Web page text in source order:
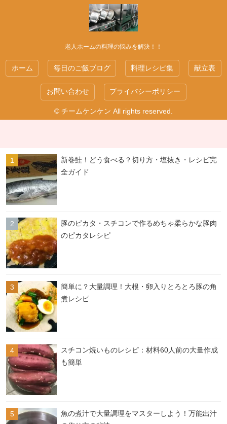
老人ホームの料理の悩みを解決！！
ホーム 毎日のご飯ブログ 料理レシピ集 献立表
お問い合わせ プライバシーポリシー
© チームケンケン All rights reserved.
新巻鮭！どう食べる？切り方・塩抜き・レシピ完
全ガイド
豚のピカタ・スチコンで作るめちゃ柔らかな豚肉
のピカタレシピ
簡単に？大量調理！大根・卵入りとろとろ豚の角
煮レシピ
スチコン焼いものレシピ：材料60人前の大量作成
も簡単
魚の煮汁で大量調理をマスターしよう！万能出汁